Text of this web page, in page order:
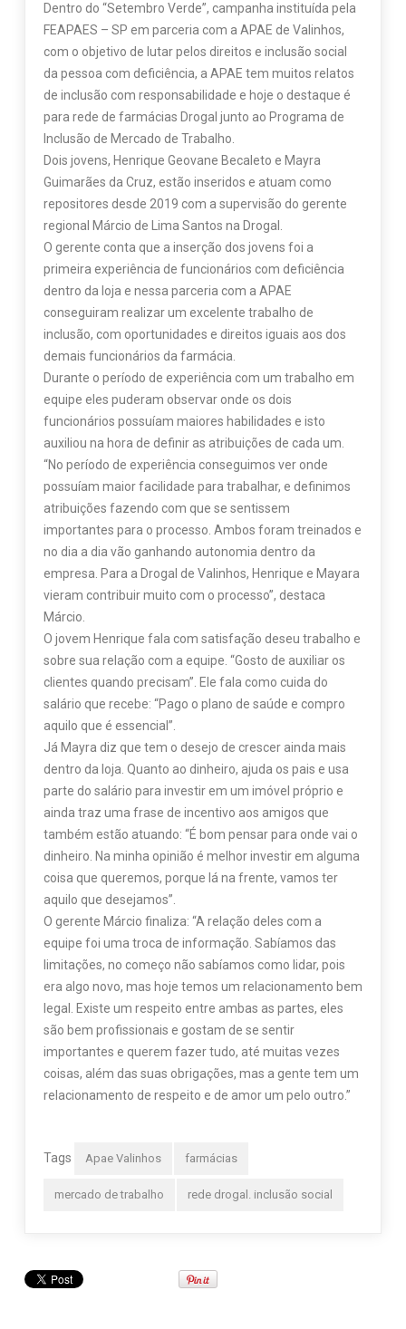
Dentro do “Setembro Verde”, campanha instituída pela
FEAPAES – SP em parceria com a APAE de Valinhos,
com o objetivo de lutar pelos direitos e inclusão social
da pessoa com deficiência, a APAE tem muitos relatos
de inclusão com responsabilidade e hoje o destaque é
para rede de farmácias Drogal junto ao Programa de
Inclusão de Mercado de Trabalho.
Dois jovens, Henrique Geovane Becaleto e Mayra
Guimarães da Cruz, estão inseridos e atuam como
repositores desde 2019 com a supervisão do gerente
regional Márcio de Lima Santos na Drogal.
O gerente conta que a inserção dos jovens foi a
primeira experiência de funcionários com deficiência
dentro da loja e nessa parceria com a APAE
conseguiram realizar um excelente trabalho de
inclusão, com oportunidades e direitos iguais aos dos
demais funcionários da farmácia.
Durante o período de experiência com um trabalho em
equipe eles puderam observar onde os dois
funcionários possuíam maiores habilidades e isto
auxiliou na hora de definir as atribuições de cada um.
“No período de experiência conseguimos ver onde
possuíam maior facilidade para trabalhar, e definimos
atribuições fazendo com que se sentissem
importantes para o processo. Ambos foram treinados e
no dia a dia vão ganhando autonomia dentro da
empresa. Para a Drogal de Valinhos, Henrique e Mayara
vieram contribuir muito com o processo”, destaca
Márcio.
O jovem Henrique fala com satisfação deseu trabalho e
sobre sua relação com a equipe. “Gosto de auxiliar os
clientes quando precisam”. Ele fala como cuida do
salário que recebe: “Pago o plano de saúde e compro
aquilo que é essencial”.
Já Mayra diz que tem o desejo de crescer ainda mais
dentro da loja. Quanto ao dinheiro, ajuda os pais e usa
parte do salário para investir em um imóvel próprio e
ainda traz uma frase de incentivo aos amigos que
também estão atuando: “É bom pensar para onde vai o
dinheiro. Na minha opinião é melhor investir em alguma
coisa que queremos, porque lá na frente, vamos ter
aquilo que desejamos”.
O gerente Márcio finaliza: “A relação deles com a
equipe foi uma troca de informação. Sabíamos das
limitações, no começo não sabíamos como lidar, pois
era algo novo, mas hoje temos um relacionamento bem
legal. Existe um respeito entre ambas as partes, eles
são bem profissionais e gostam de se sentir
importantes e querem fazer tudo, até muitas vezes
coisas, além das suas obrigações, mas a gente tem um
relacionamento de respeito e de amor um pelo outro.”
Tags Apae Valinhos farmácias
mercado de trabalho rede drogal. inclusão social